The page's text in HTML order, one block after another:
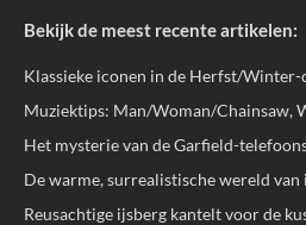
Bekijk de meest recente artikelen:
Klassieke iconen in de Herfst/
Muziektips: Man/Woman/Chainsaw,
Het mysterie van de Garfield-
De warme, surrealistische wereld
Reusachtige ijsberg kantelt voor de